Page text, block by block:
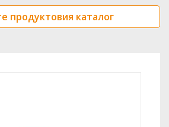
продуктовия каталог